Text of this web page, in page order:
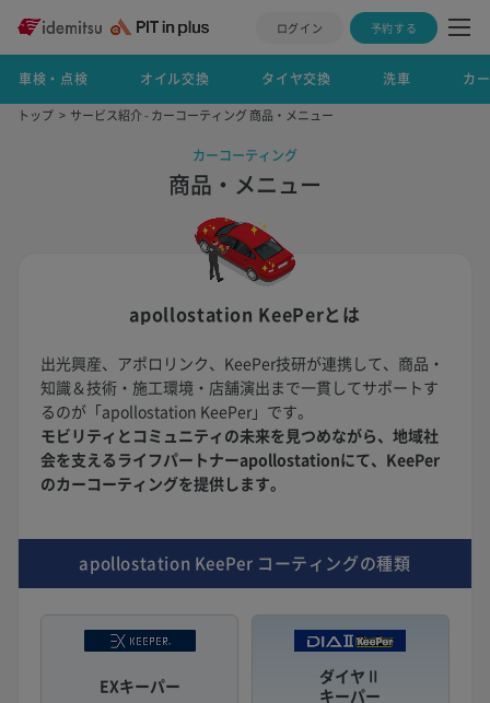
ログイン 予約する
車検・点検 オイル交換 タイヤ交換 洗車 カ
トップ サービス紹介 - カーコーティング 商品・メニュー
カーコーティング
商品・メニュー
apollostation KeePerとは
出光興産、アポロリンク、KeePer技研が連携して、商品・
知識＆技術・施工環境・店舗演出まで一貫してサポートす
るのが「apollostation KeePer」です。
モビリティとコミュニティの未来を見つめながら、地域社
会を支えるライフパートナーapollostationにて、KeePer
のカーコーティングを提供します。
apollostation KeePer コーティングの種類
EXキーパー
ダイヤⅡ
キーパー